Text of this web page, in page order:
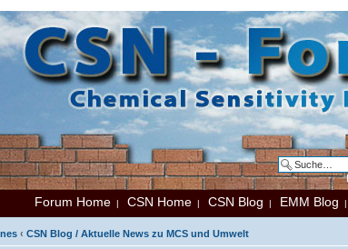
Forum Home | CSN Home | CSN Blog | EMM Blog
‹ CSN Blog / Aktuelle News zu MCS und Umwelt